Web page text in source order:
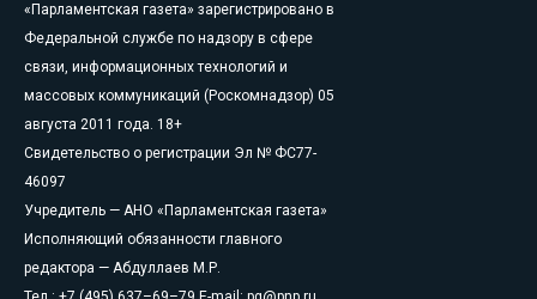
«Парламентская газета» зарегистрировано в
Федеральной службе по надзору в сфере
связи, информационных технологий и
массовых коммуникаций (Роскомнадзор) 05
августа 2011 года. 18+
Свидетельство о регистрации Эл № ФС77-
46097
Учредитель — АНО «Парламентская газета»
Исполняющий обязанности главного
редактора — Абдуллаев М.Р.